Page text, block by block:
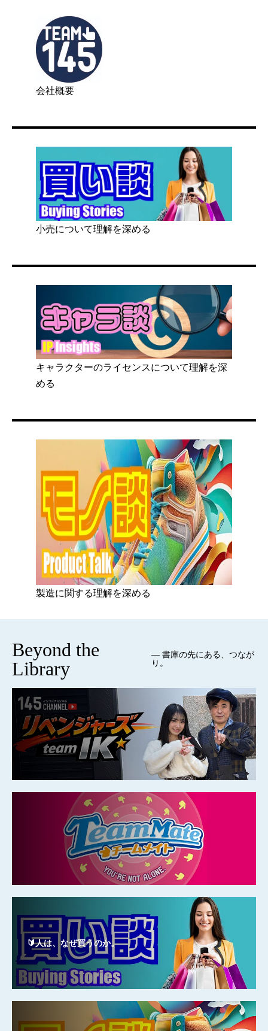
会社概要
小売について理解を深める
キャラクターのライセンスについて理解を深
める
製造に関する理解を深める
Beyond the
Library
— 書庫の先にある、つなが
り。
🔰人は、なぜ買うのか。